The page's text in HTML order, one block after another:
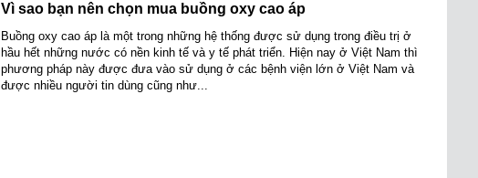
Vì sao bạn nên chọn mua buồng oxy cao áp
Buồng oxy cao áp là một trong những hệ thống được sử dụng trong điều trị ở
hầu hết những nước có nền kinh tế và y tế phát triển. Hiện nay ở Việt Nam thì
phương pháp này được đưa vào sử dụng ở các bệnh viện lớn ở Việt Nam và
được nhiều người tin dùng cũng như...